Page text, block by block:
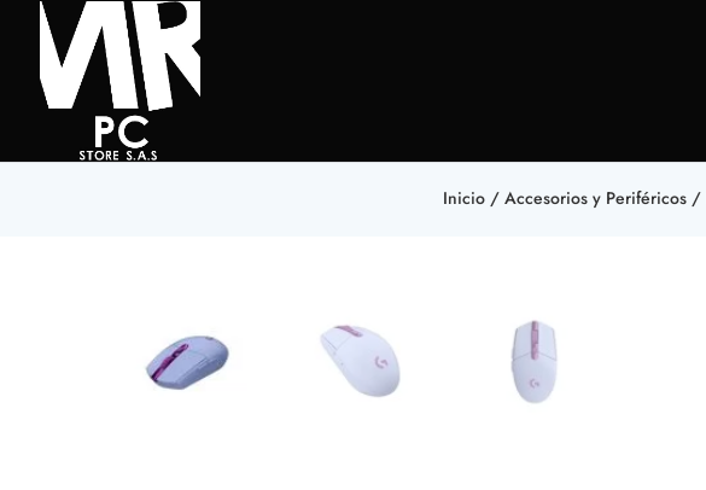
Inicio/ Accesorios y Periféricos/